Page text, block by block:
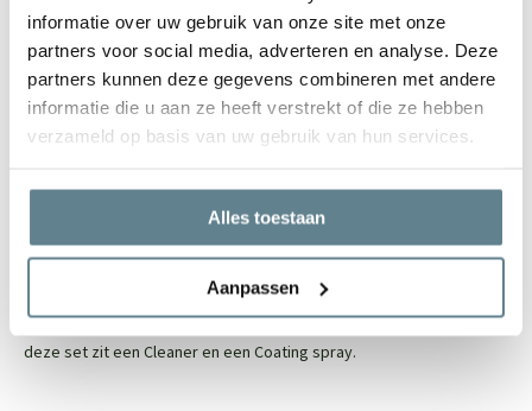
informatie over uw gebruik van onze site met onze
partners voor social media, adverteren en analyse. Deze
partners kunnen deze gegevens combineren met andere
informatie die u aan ze heeft verstrekt of die ze hebben
verzameld op basis van uw gebruik van hun services.
Alles toestaan
Aanpassen
Door en door gekleurd, ruime keuze uit ral kleuren
Vele maatwerk opties mogelijk
Let op: de onderkant van de polyester plantenbak is niet (netjes)
afgewerkt, maar dit is niet zichtbaar
Eenvoudig onderhoud
we aan om derecovery packagete gebruiken. Met deze set reinig
je eenvoudig je polyester plantenbak en zorg je ervoor dat de jouw
plantenbak er na van loop van tijd weer als nieuw uit gaat zien. In
deze set zit een Cleaneren een Coating spray.